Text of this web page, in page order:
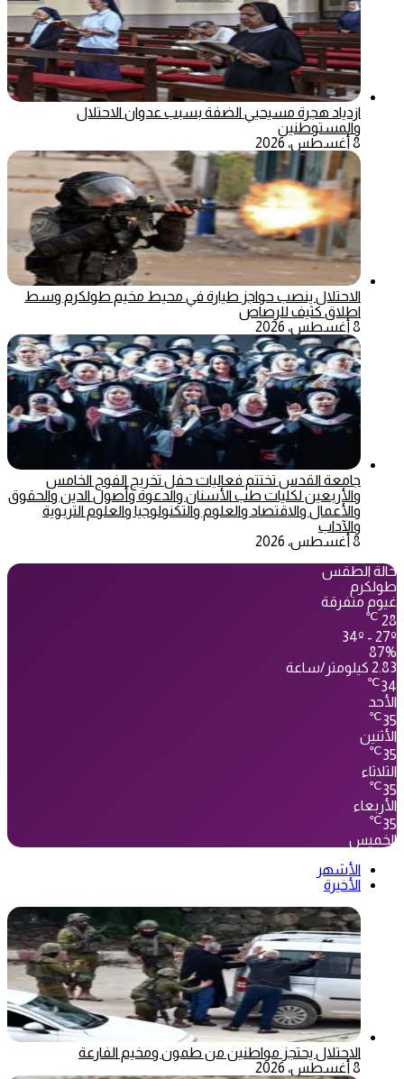
ازدياد هجرة مسيحيي الضفة بسبب عدوان الاحتلال
والمستوطنين
8 أغسطس، 2026
الاحتلال ينصب حواجز طيارة في محيط مخيم طولكرم وسط
اطلاق كثيف للرصاص
8 أغسطس، 2026
جامعة القدس تختتم فعاليات حفل تخريج الفوج الخامس
والأربعين لكليات طب الأسنان والدعوة وأصول الدين والحقوق
والأعمال والاقتصاد والعلوم والتكنولوجيا والعلوم التربوية
والآداب
8 أغسطس، 2026
حالة الطقس
طولكرم
غيوم متفرقة
28
℃
34º - 27º
87%
2.83 كيلومتر/ساعة
34
℃
الأحد
35
℃
الأثنين
35
℃
الثلاثاء
35
℃
الأربعاء
35
℃
الخميس
الأشهر
الأخيرة
الاحتلال يحتجز مواطنين من طمون ومخيم الفارعة
8 أغسطس، 2026